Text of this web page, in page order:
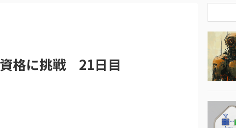
格に挑戦 21日目